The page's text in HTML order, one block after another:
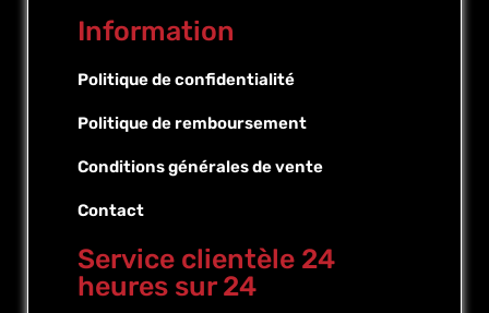
Information
Politique de confidentialité
Politique de remboursement
Conditions générales de vente
Contact
Service clientèle 24
heures sur 24